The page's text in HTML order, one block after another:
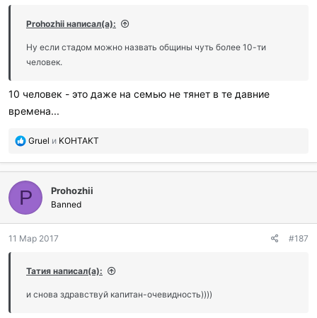
Prohozhii написал(а):
Ну если стадом можно назвать общины чуть более 10-ти
человек.
10 человек - это даже на семью не тянет в те давние
времена...
П
б
л
а
о
а
и
и
Gruel и KOHTAKT
P Prohozhii
Banned
11 Мар 2017 #187
Татия написал(а):
и снова здравствуй капитан-очевидность))))